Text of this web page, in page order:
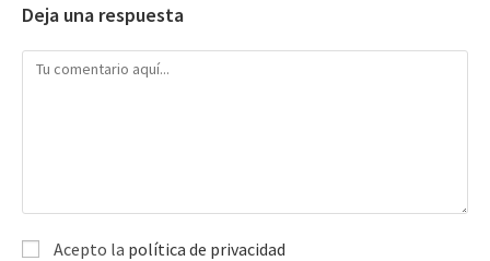
Deja una respuesta
Acepto la política de privacidad